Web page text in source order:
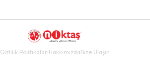
Gizlilik PolitikalarıHakkımızdaBize Ulaşın